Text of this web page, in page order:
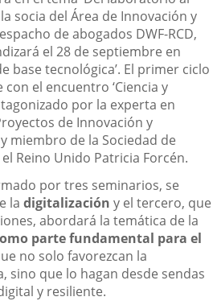
socia del Área de Innovación y
de abogados DWF-RCD,
el 28 de septiembre en
base tecnológica’. El primer ciclo
el encuentro ‘Ciencia y
por la experta en
de Innovación y
miembro de la Sociedad de
Reino Unido Patricia Forcén.
por tres seminarios, se
la digitalización y el tercero, que
abordará la temática de la
parte fundamental para el
no solo favorezcan la
sino que lo hagan desde sendas
y resiliente.